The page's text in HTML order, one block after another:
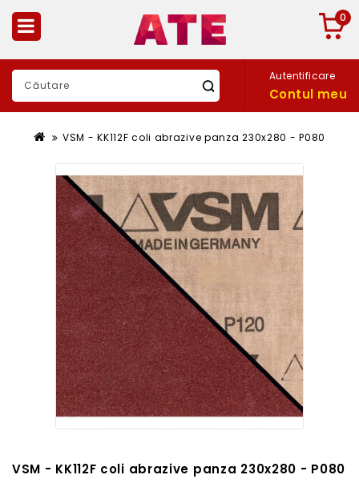
0
Autentificare
Contul meu
VSM - KK112F coli abrazive panza 230x280 - P080
VSM - KK112F coli abrazive panza 230x280 - P080